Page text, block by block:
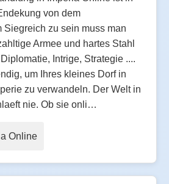
von dem
Siegreich zu sein muss man
Armee und hartes Stahl
Intrige, Strategie ....
um Ihres kleines Dorf in
zu verwandeln. Der Welt in
nie. Ob sie onli…
Online